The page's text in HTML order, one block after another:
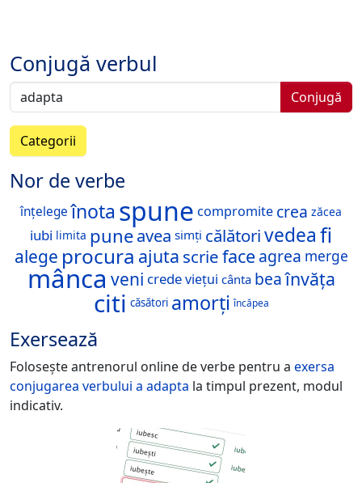
Conjugă verbul
Conjugă
Categorii
Nor de verbe
înțelege înota spune compromite crea zăcea
iubi limita puneavea simți călătorivedeafi
alege procura ajuta scrieface agrea merge
mânca veni crede viețui cânta beaînvăța
citi căsători amorți încăpea
Exersează
Folosește antrenorul online de verbe pentru a exersa
conjugarea verbului a adapta la timpul prezent, modul
indicativ.